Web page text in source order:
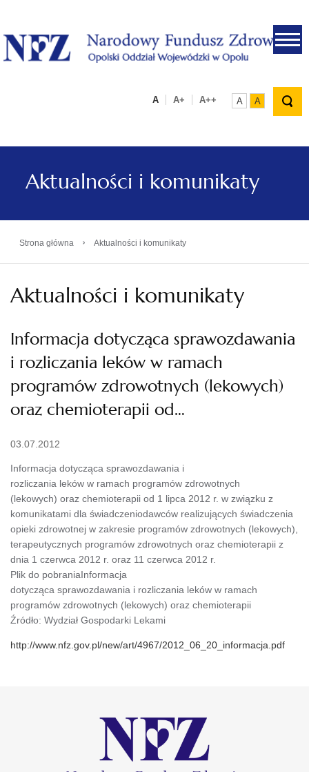
.
A A+ A++ A A
Aktualności i komunikaty
Strona główna › Aktualności i komunikaty
Aktualności i komunikaty
Informacja dotycząca sprawozdawania
i rozliczania leków w ramach
programów zdrowotnych (lekowych)
oraz chemioterapii od…
03.07.2012
Informacja dotycząca sprawozdawania i
rozliczania leków w ramach programów zdrowotnych
(lekowych) oraz chemioterapii od 1 lipca 2012 r. w związku z
komunikatami dla świadczeniodawców realizujących świadczenia
opieki zdrowotnej w zakresie programów zdrowotnych (lekowych),
terapeutycznych programów zdrowotnych oraz chemioterapii z
dnia 1 czerwca 2012 r. oraz 11 czerwca 2012 r.
Plik do pobraniaInformacja
dotycząca sprawozdawania i rozliczania leków w ramach
programów zdrowotnych (lekowych) oraz chemioterapii
Źródło: Wydział Gospodarki Lekami
http://www.nfz.gov.pl/new/art/4967/2012_06_20_informacja.pdf